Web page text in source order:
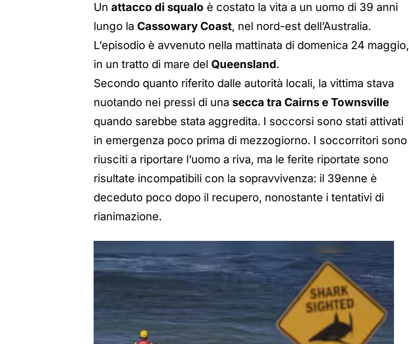
Un attacco di squalo è costato la vita a un uomo di 39 anni
lungo la Cassowary Coast, nel nord-est dell’Australia.
L’episodio è avvenuto nella mattinata di domenica 24 maggio,
in un tratto di mare del Queensland.
Secondo quanto riferito dalle autorità locali, la vittima stava
nuotando nei pressi di una secca tra Cairns e Townsville
quando sarebbe stata aggredita. I soccorsi sono stati attivati
in emergenza poco prima di mezzogiorno. I soccorritori sono
riusciti a riportare l’uomo a riva, ma le ferite riportate sono
risultate incompatibili con la sopravvivenza: il 39enne è
deceduto poco dopo il recupero, nonostante i tentativi di
rianimazione.